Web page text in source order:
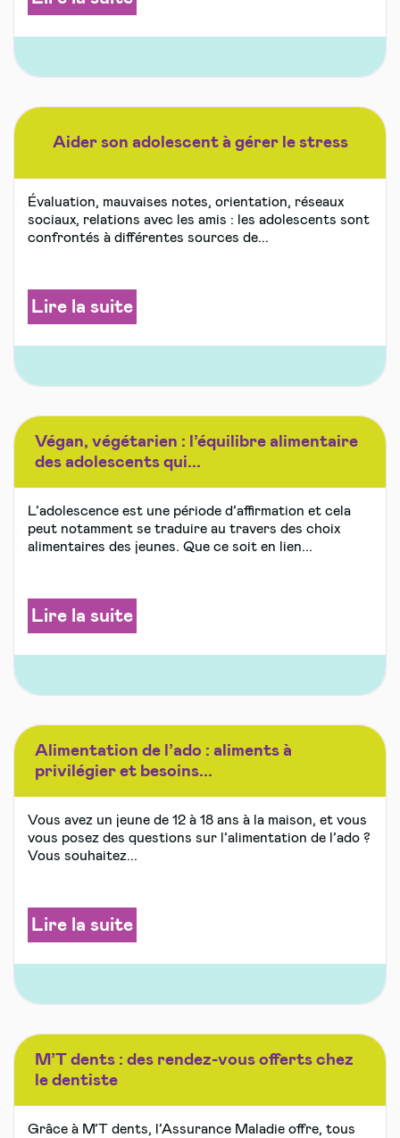
Aider son adolescent à gérer le stress
Évaluation, mauvaises notes, orientation, réseaux
sociaux, relations avec les amis : les adolescents sont
confrontés à différentes sources de...
Lire la suite
Végan, végétarien : l’équilibre alimentaire
des adolescents qui...
L’adolescence est une période d’affirmation et cela
peut notamment se traduire au travers des choix
alimentaires des jeunes. Que ce soit en lien...
Lire la suite
Alimentation de l’ado : aliments à
privilégier et besoins...
Vous avez un jeune de 12 à 18 ans à la maison, et vous
vous posez des questions sur l’alimentation de l’ado ?
Vous souhaitez...
Lire la suite
M’T dents : des rendez-vous offerts chez
le dentiste
Grâce à M’T dents, l’Assurance Maladie offre, tous